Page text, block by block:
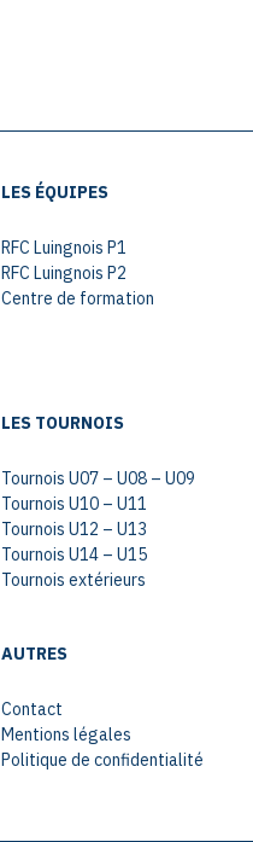
LES ÉQUIPES
RFC Luingnois P1
RFC Luingnois P2
Centre de formation
LES TOURNOIS
Tournois U07 – U08 – U09
Tournois U10 – U11
Tournois U12 – U13
Tournois U14 – U15
Tournois extérieurs
AUTRES
Contact
Mentions légales
Politique de confidentialité